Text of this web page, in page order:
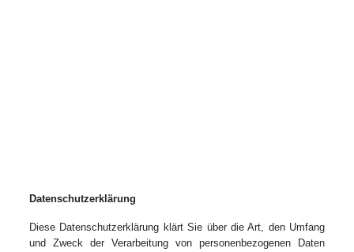
Datenschutzerklärung
Diese Datenschutzerklärung klärt Sie über die Art, den Umfang
und Zweck der Verarbeitung von personenbezogenen Daten